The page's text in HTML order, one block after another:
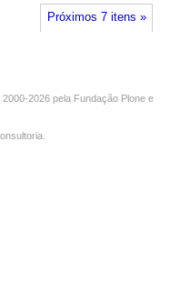
Próximos 7 itens »
2000-2026 pela Fundação Plone e